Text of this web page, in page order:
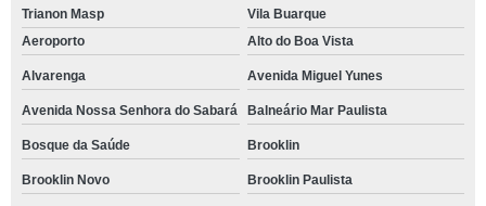
Trianon Masp
Vila Buarque
Aeroporto
Alto do Boa Vista
Alvarenga Avenida Miguel Yunes
Avenida Nossa Senhora do Sabará Balneário Mar Paulista
Bosque da Saúde Brooklin
Brooklin Novo Brooklin Paulista